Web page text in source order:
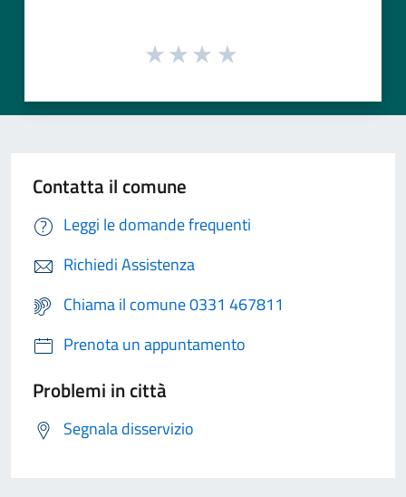
Contatta il comune
Leggi le domande frequenti
Richiedi Assistenza
Chiama il comune 0331 467811
Prenota un appuntamento
Problemi in città
Segnala disservizio